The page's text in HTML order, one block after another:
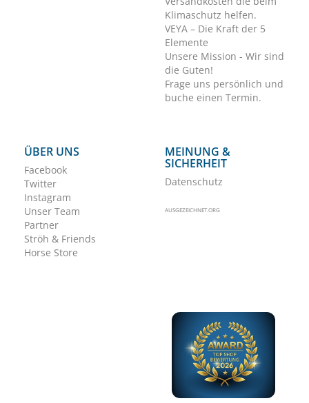
Klimaschutz helfen.
VEYA – Die Kraft der 5
Elemente
Unsere Mission - Wir sind
die Guten!
Frage uns persönlich und
buche einen Termin.
ÜBER UNS
Facebook
Twitter
Instagram
Unser Team
Partner
Ströh & Friends
Horse Store
MEINUNG &
SICHERHEIT
Datenschutz
AUSGEZEICHNET.ORG